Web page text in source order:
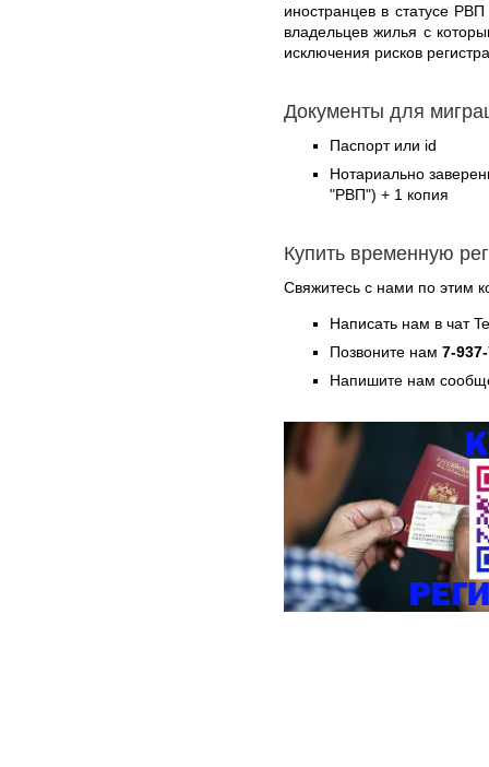
иностранцев в статусе
владельцев жилья с
исключения рисков
Документы для
Паспорт или id
Нотариально
"РВП") + 1 копия
Купить временную
Свяжитесь с нами по этим
Написать нам в чат
Позвоните нам 7-
Напишите нам